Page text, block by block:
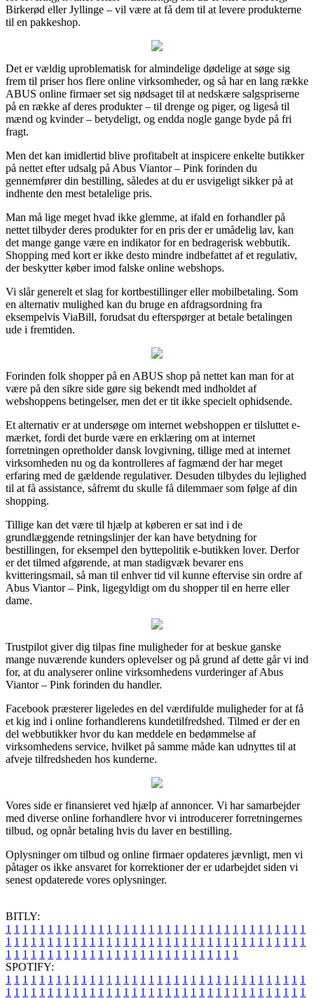
Birkerød eller Jyllinge – vil være at få dem til at levere produkterne
til en pakkeshop.
Det er vældig uproblematisk for almindelige dødelige at søge sig
frem til priser hos flere online virksomheder, og så har en lang række
ABUS online firmaer set sig nødsaget til at nedskære salgspriserne
på en række af deres produkter – til drenge og piger, og ligeså til
mænd og kvinder – betydeligt, og endda nogle gange byde på fri
fragt.
Men det kan imidlertid blive profitabelt at inspicere enkelte butikker
på nettet efter udsalg på Abus Viantor – Pink forinden du
gennemfører din bestilling, således at du er usvigeligt sikker på at
indhente den mest betalelige pris.
Man må lige meget hvad ikke glemme, at ifald en forhandler på
nettet tilbyder deres produkter for en pris der er umådelig lav, kan
det mange gange være en indikator for en bedragerisk webbutik.
Shopping med kort er ikke desto mindre indbefattet af et regulativ,
der beskytter køber imod falske online webshops.
Vi slår generelt et slag for kortbestillinger eller mobilbetaling. Som
en alternativ mulighed kan du bruge en afdragsordning fra
eksempelvis ViaBill, forudsat du efterspørger at betale betalingen
ude i fremtiden.
Forinden folk shopper på en ABUS shop på nettet kan man for at
være på den sikre side gøre sig bekendt med indholdet af
webshoppens betingelser, men det er tit ikke specielt ophidsende.
Et alternativ er at undersøge om internet webshoppen er tilsluttet e-
mærket, fordi det burde være en erklæring om at internet
forretningen opretholder dansk lovgivning, tillige med at internet
virksomheden nu og da kontrolleres af fagmænd der har meget
erfaring med de gældende regulativer. Desuden tilbydes du lejlighed
til at få assistance, såfremt du skulle få dilemmaer som følge af din
shopping.
Tillige kan det være til hjælp at køberen er sat ind i de
grundlæggende retningslinjer der kan have betydning for
bestillingen, for eksempel den byttepolitik e-butikken lover. Derfor
er det tilmed afgørende, at man stadigvæk bevarer ens
kvitteringsmail, så man til enhver tid vil kunne eftervise sin ordre af
Abus Viantor – Pink, ligegyldigt om du shopper til en herre eller
dame.
Trustpilot giver dig tilpas fine muligheder for at beskue ganske
mange nuværende kunders oplevelser og på grund af dette går vi ind
for, at du analyserer online virksomhedens vurderinger af Abus
Viantor – Pink forinden du handler.
Facebook præsterer ligeledes en del værdifulde muligheder for at få
et kig ind i online forhandlerens kundetilfredshed. Tilmed er der en
del webbutikker hvor du kan meddele en bedømmelse af
virksomhedens service, hvilket på samme måde kan udnyttes til at
afveje tilfredsheden hos kunderne.
Vores side er finansieret ved hjælp af annoncer. Vi har samarbejder
med diverse online forhandlere hvor vi introducerer forretningernes
tilbud, og opnår betaling hvis du laver en bestilling.
Oplysninger om tilbud og online firmaer opdateres jævnligt, men vi
påtager os ikke ansvaret for korrektioner der er udarbejdet siden vi
senest opdaterede vores oplysninger.
BITLY:
1 1 1 1 1 1 1 1 1 1 1 1 1 1 1 1 1 1 1 1 1 1 1 1 1 1 1 1 1 1 1 1 1 1 1 1
1 1 1 1 1 1 1 1 1 1 1 1 1 1 1 1 1 1 1 1 1 1 1 1 1 1 1 1 1 1 1 1 1 1 1 1
1 1 1 1 1 1 1 1 1 1 1 1 1 1 1 1 1 1 1 1 1 1 1 1 1 1 1 1
SPOTIFY:
1 1 1 1 1 1 1 1 1 1 1 1 1 1 1 1 1 1 1 1 1 1 1 1 1 1 1 1 1 1 1 1 1 1 1 1
1 1 1 1 1 1 1 1 1 1 1 1 1 1 1 1 1 1 1 1 1 1 1 1 1 1 1 1 1 1 1 1 1 1 1 1